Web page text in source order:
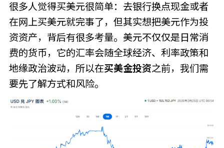
很多人觉得买美元很简单：去银行换点现金或者
在网上买美元就完事了，但其实想把美元作为投
资资产，背后有很多考量。美元不仅仅是日常消
费的货币，它的汇率会随全球经济、利率政策和
地缘政治波动，所以在买美金投资之前，我们需
要先了解方式和风险。